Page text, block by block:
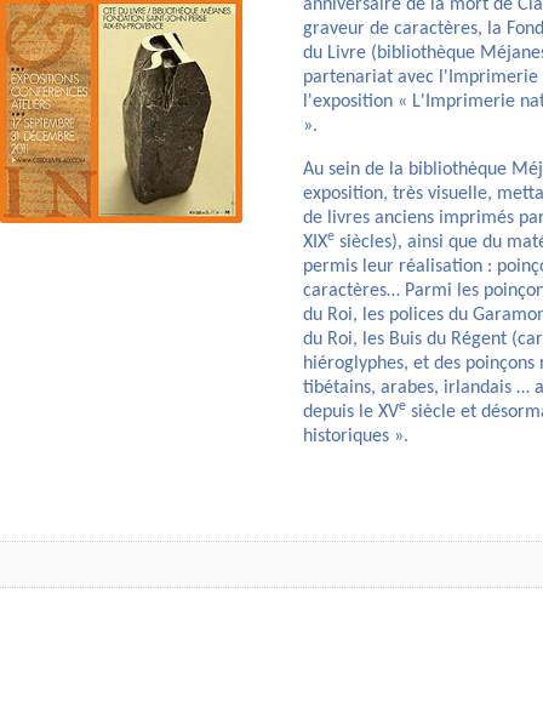
anniversaire de la mort de
graveur de caractères, la
du Livre (bibliothèque
partenariat avec l'Imprimerie
l'exposition « L'Imprimerie
».
Au sein de la bibliothèque
exposition, très visuelle,
de livres anciens imprimés
XIXe siècles), ainsi que du
permis leur réalisation :
caractères… Parmi les
du Roi, les polices du
du Roi, les Buis du Régent
hiéroglyphes, et des
tibétains, arabes, irlandais …
depuis le XVe siècle et
historiques ».